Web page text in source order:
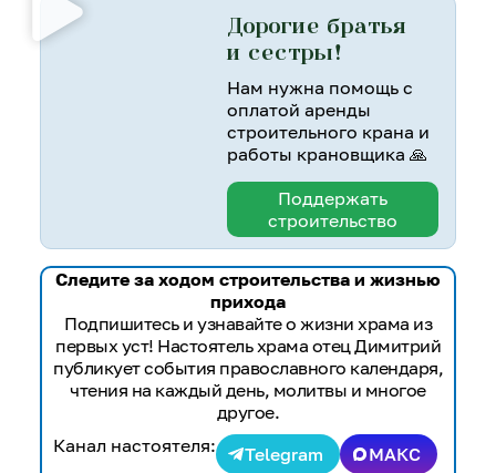
Дорогие братья
и сестры!
Нам нужна помощь с
оплатой аренды
строительного крана и
работы крановщика 🙏
Поддержать
строительство
Следите за ходом строительства и жизнью
прихода
Подпишитесь и узнавайте о жизни храма из
первых уст! Настоятель храма отец Димитрий
публикует события православного календаря,
чтения на каждый день, молитвы и многое
другое.
Канал настоятеля:
Telegram
МАКС